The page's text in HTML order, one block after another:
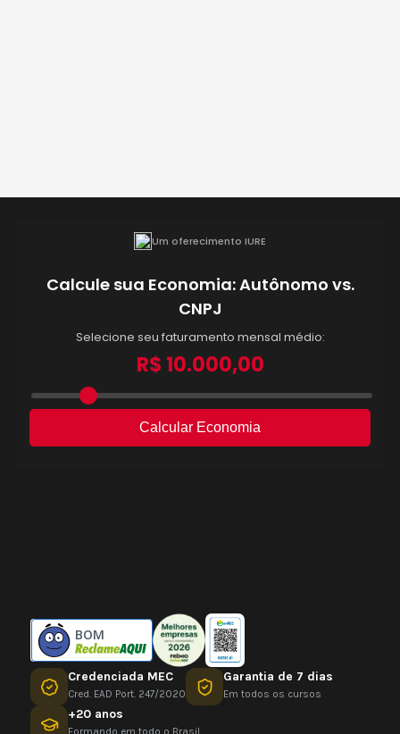
BOM
Credenciada MEC
Cred. EAD Port. 247/2020
Garantia de 7 dias
Em todos os cursos
+20 anos
Formando em todo o Brasil